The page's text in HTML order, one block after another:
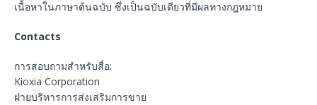
เนื้อหาในภาษาต้นฉบับ ซึ่งเป็นฉบับเดียวที่มีผลทางกฎหมาย
Contacts
การสอบถามสำหรับสื่อ:
Kioxia Corporation
ฝ่ายบริหารการส่งเสริมการขาย